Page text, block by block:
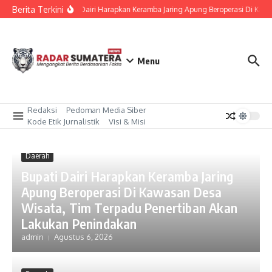
Lewati ke konten
Berita TerkiniBupati Dairi Harapkan Keramba Jaring Apung Beroperasi Di
Menu
Redaksi
Pedoman Media Siber
Kode Etik Jurnalistik
Visi & Misi
Daerah
Bupati Dairi Harapkan Keramba Jaring
Apung Beroperasi Di Kawasan Desa
Wisata, Tim Terpadu Penertiban Akan
Lakukan Penindakan
admin Agustus 6, 2026